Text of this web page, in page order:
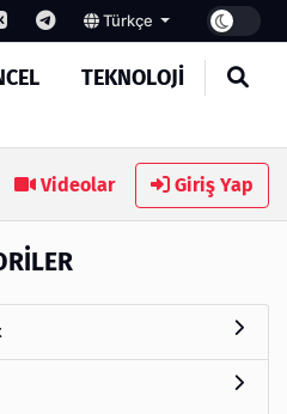
Türkçe
TEKNOLOJI
Elektronik Öğrenmek Artık
Videolar Giriş Yap